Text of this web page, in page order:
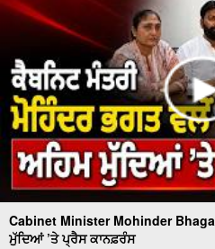
Cabinet Minister Mohinder
ਮੁੱਦਿਆਂ ’ਤੇ ਪ੍ਰੈਸ ਕਾਨਫ਼ਰੰਸ